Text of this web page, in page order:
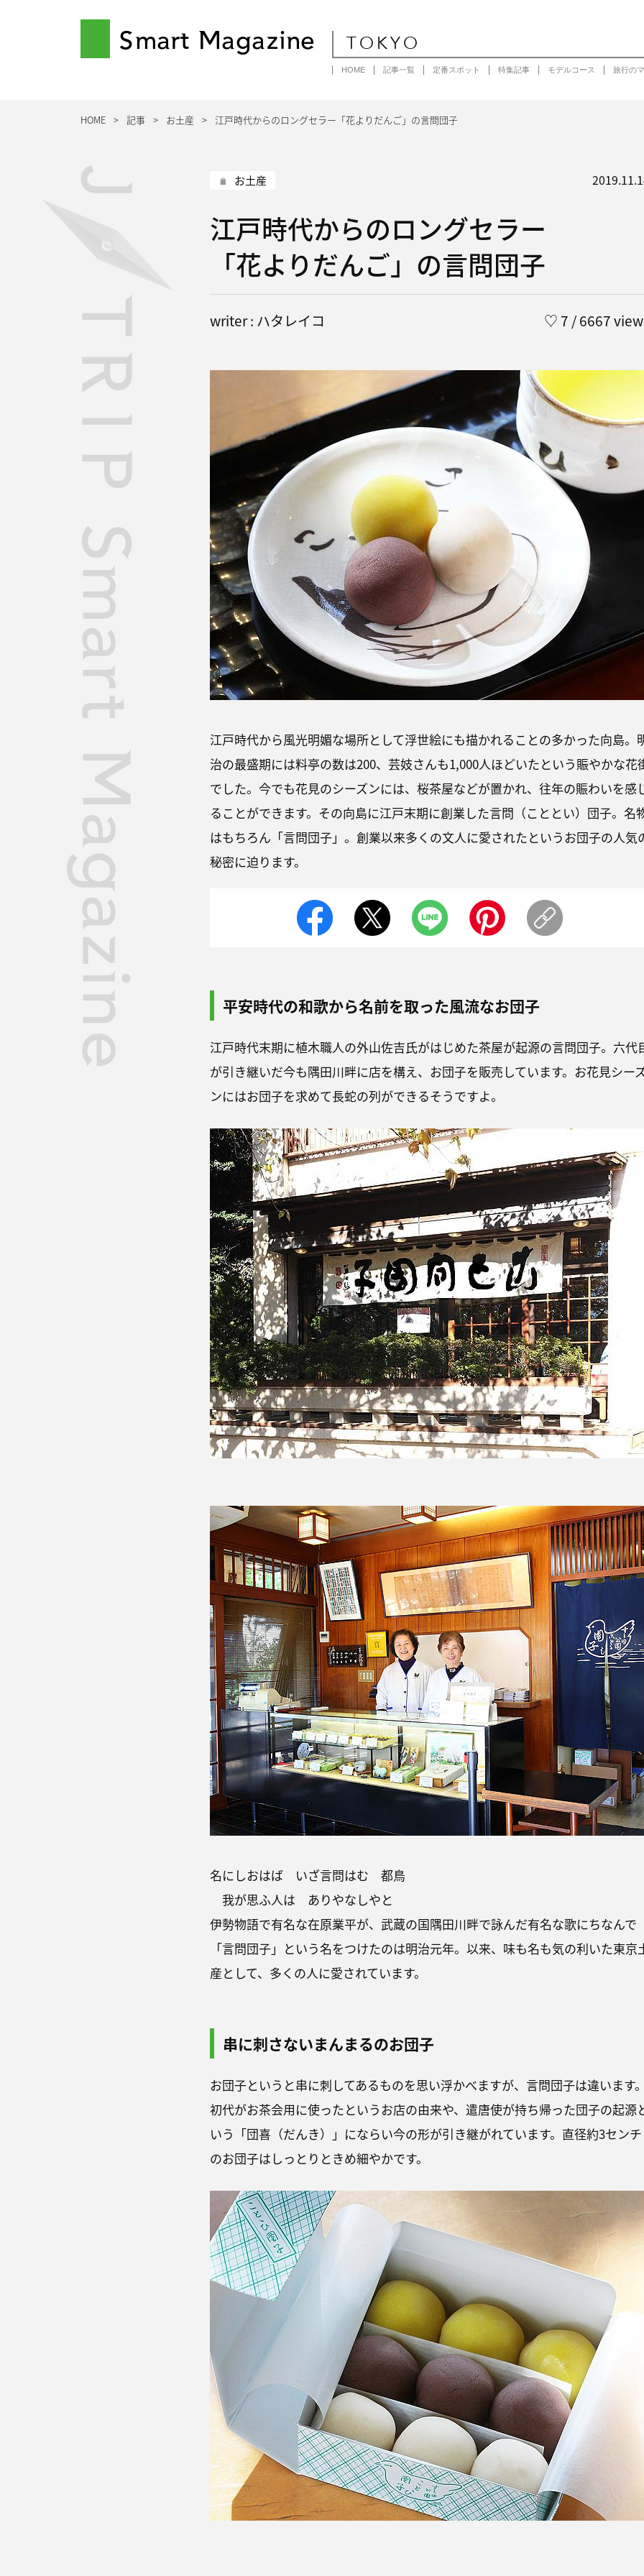
Smart Magazine TOKYO
HOME 記事一覧 定番スポット 特集記事 モデルコース 旅行の
HOME 記事 お土産 江戸時代からのロングセラー「花よりだんご」の言問団子
お土産
江戸時代からのロングセラー
「花よりだんご」の言問団子
writer : ハタレイコ ♡ 7 / 6667
江戸時代から風光明媚な場所として浮世絵にも描かれることの多かった向島。
治の最盛期には料亭の数は200、芸妓さんも1,000人ほどいたという賑やかな花
でした。今でも花見のシーズンには、桜茶屋などが置かれ、往年の賑わいを感
ることができます。その向島に江戸末期に創業した言問（こととい）団子。名
はもちろん「言問団子」。創業以来多くの文人に愛されたというお団子の人気
秘密に迫ります。
平安時代の和歌から名前を取った風流なお団子
江戸時代末期に植木職人の外山佐吉氏がはじめた茶屋が起源の言問団子。六代
が引き継いだ今も隅田川畔に店を構え、お団子を販売しています。お花見シー
ンにはお団子を求めて長蛇の列ができるそうですよ。
名にしおはば いざ言問はむ 都鳥
我が思ふ人は ありやなしやと
伊勢物語で有名な在原業平が、武蔵の国隅田川畔で詠んだ有名な歌にちなんで
「言問団子」という名をつけたのは明治元年。以来、味も名も気の利いた東京
産として、多くの人に愛されています。
串に刺さないまんまるのお団子
お団子というと串に刺してあるものを思い浮かべますが、言問団子は違います
初代がお茶会用に使ったというお店の由来や、遣唐使が持ち帰った団子の起源
いう「団喜（だんき）」にならい今の形が引き継がれています。直径約3センチ
のお団子はしっとりときめ細やかです。